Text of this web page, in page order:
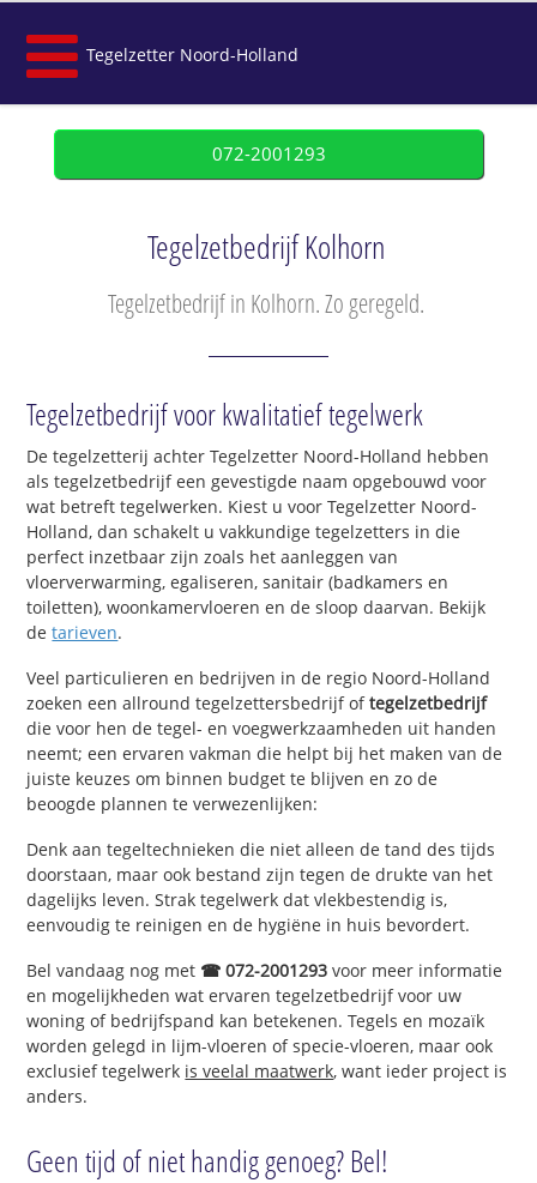
Tegelzetter Noord-Holland
072-2001293
Tegelzetbedrijf Kolhorn
Tegelzetbedrijf in Kolhorn. Zo geregeld.
Tegelzetbedrijf voor kwalitatief tegelwerk
De tegelzetterij achter Tegelzetter Noord-Holland hebben
als tegelzetbedrijf een gevestigde naam opgebouwd voor
wat betreft tegelwerken. Kiest u voor Tegelzetter Noord-
Holland, dan schakelt u vakkundige tegelzetters in die
perfect inzetbaar zijn zoals het aanleggen van
vloerverwarming, egaliseren, sanitair (badkamers en
toiletten), woonkamervloeren en de sloop daarvan. Bekijk
detarieven.
Veel particulieren en bedrijven in de regio Noord-Holland
zoeken een allround tegelzettersbedrijf oftegelzetbedrijf
die voor hen de tegel- en voegwerkzaamheden uit handen
neemt; een ervaren vakman die helpt bij het maken van de
juiste keuzes om binnen budget te blijven en zo de
beoogde plannen te verwezenlijken:
Denk aan tegeltechnieken die niet alleen de tand des tijds
doorstaan, maar ook bestand zijn tegen de drukte van het
dagelijks leven. Strak tegelwerk dat vlekbestendig is,
eenvoudig te reinigen en de hygiëne in huis bevordert.
Bel vandaag nog met ☎ 072-2001293 voor meer informatie
en mogelijkheden wat ervaren tegelzetbedrijf voor uw
woning of bedrijfspand kan betekenen. Tegels en mozaïk
worden gelegd in lijm-vloeren of specie-vloeren, maar ook
exclusief tegelwerk is veelal maatwerk, want ieder project is
anders.
Geen tijd of niet handig genoeg? Bel!